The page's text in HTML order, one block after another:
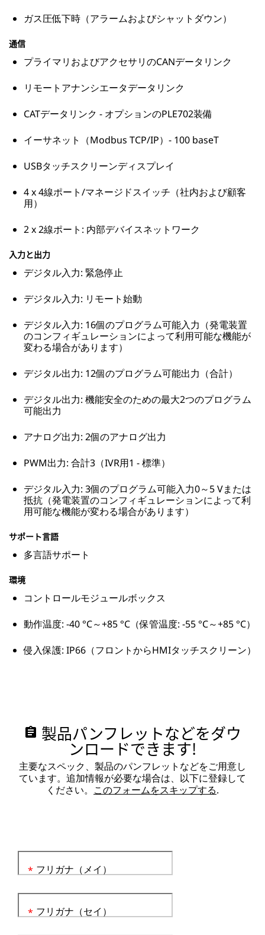
ガス圧低下時（アラームおよびシャットダウン）
通信
プライマリおよびアクセサリのCANデータリンク
リモートアナンシエータデータリンク
CATデータリンク - オプションのPLE702装備
イーサネット（Modbus TCP/IP）- 100 baseT
USBタッチスクリーンディスプレイ
4 x 4線ポート/マネージドスイッチ（社内および顧客
用）
2 x 2線ポート: 内部デバイスネットワーク
入力と出力
デジタル入力: 緊急停止
デジタル入力: リモート始動
デジタル入力: 16個のプログラム可能入力（発電装置
のコンフィギュレーションによって利用可能な機能が
変わる場合があります）
デジタル出力: 12個のプログラム可能出力（合計）
デジタル出力: 機能安全のための最大2つのプログラム
可能出力
アナログ出力: 2個のアナログ出力
PWM出力: 合計3（IVR用1 - 標準）
デジタル入力: 3個のプログラム可能入力0～5 Vまたは
抵抗（発電装置のコンフィギュレーションによって利
用可能な機能が変わる場合があります）
サポート言語
多言語サポート
環境
コントロールモジュールボックス
動作温度: -40 °C～+85 °C（保管温度: -55 °C～+85 °C）
侵入保護: IP66（フロントからHMIタッチスクリーン）
assignment 製品パンフレットなどをダウ
ンロードできます!
主要なスペック、製品のパンフレットなどをご用意し
ています。追加情報が必要な場合は、以下に登録して
ください。 このフォームをスキップする.
フリガナ（メイ）
*
フリガナ（セイ）
*